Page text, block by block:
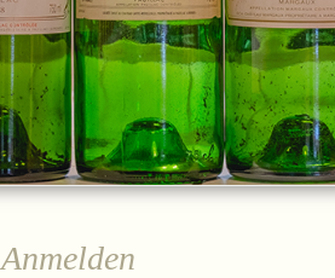
Anmelden